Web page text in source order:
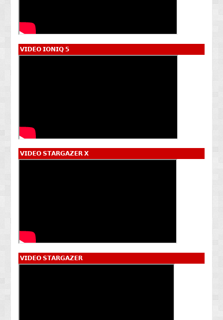
𝗩𝗜𝗗𝗘𝗢 𝗜𝗢𝗡𝗜𝗤 𝟱
𝗩𝗜𝗗𝗘𝗢 𝗦𝗧𝗔𝗥𝗚𝗔𝗭𝗘𝗥 𝗫
𝗩𝗜𝗗𝗘𝗢 𝗦𝗧𝗔𝗥𝗚𝗔𝗭𝗘𝗥